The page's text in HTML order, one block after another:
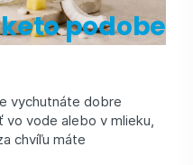
podobe
vychutnáte dobre
vo vode alebo v mlieku,
chvíľu máte